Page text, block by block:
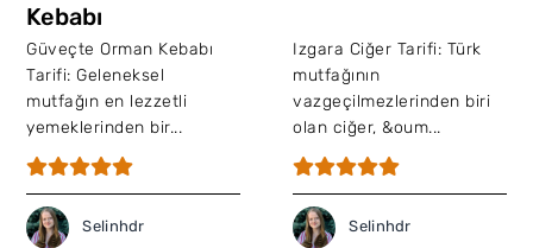
Kebabı
Güveçte Orman Kebabı
Tarifi: Geleneksel
mutfağın en lezzetli
yemeklerinden bir...
Selinhdr
Izgara Ciğer Tarifi: Türk
mutfağının
vazgeçilmezlerinden biri
olan ciğer, &oum...
Selinhdr